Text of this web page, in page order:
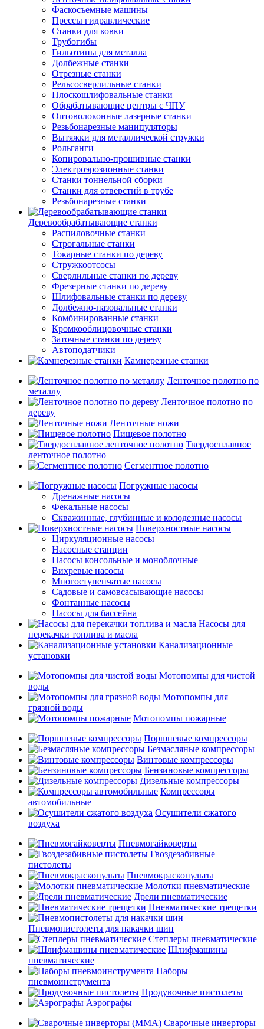
Фаскосъемные машины
Прессы гидравлические
Станки для ковки
Трубогибы
Гильотины для металла
Долбежные станки
Отрезные станки
Рельсосверлильные станки
Плоскошлифовальные станки
Обрабатывающие центры с ЧПУ
Оптоволоконные лазерные станки
Резьбонарезные манипуляторы
Вытяжки для металлической стружки
Рольганги
Копировально-прошивные станки
Электроэрозионные станки
Станки тоннельной сборки
Станки для отверстий в трубе
Резьбонарезные станки
Деревообрабатывающие станки
Распиловочные станки
Строгальные станки
Токарные станки по дереву
Стружкоотсосы
Сверлильные станки по дереву
Фрезерные станки по дереву
Шлифовальные станки по дереву
Долбежно-пазовальные станки
Комбинированные станки
Кромкооблицовочные станки
Заточные станки по дереву
Автоподатчики
Камнерезные станки
Ленточное полотно по
металлу
Ленточное полотно по
дереву
Ленточные ножи
Пищевое полотно
Твердосплавное
ленточное полотно
Сегментное полотно
Погружные насосы
Дренажные насосы
Фекальные насосы
Скважинные, глубинные и колодезные насосы
Поверхностные насосы
Циркуляционные насосы
Насосные станции
Насосы консольные и моноблочные
Вихревые насосы
Многоступенчатые насосы
Садовые и самовсасывающие насосы
Фонтанные насосы
Насосы для бассейна
Насосы для
перекачки топлива и масла
Канализационные
установки
Мотопомпы для чистой
воды
Мотопомпы для
грязной воды
Мотопомпы пожарные
Поршневые компрессоры
Безмасляные компрессоры
Винтовые компрессоры
Бензиновые компрессоры
Дизельные компрессоры
Компрессоры
автомобильные
Осушители сжатого
воздуха
Пневмогайковерты
Гвоздезабивные
пистолеты
Пневмокраскопульты
Молотки пневматические
Дрели пневматические
Пневматические трещетки
Пневмопистолеты для накачки шин
Степлеры пневматические
Шлифмашины
пневматические
Наборы
пневмоинструмента
Продувочные пистолеты
Аэрографы
Сварочные инверторы